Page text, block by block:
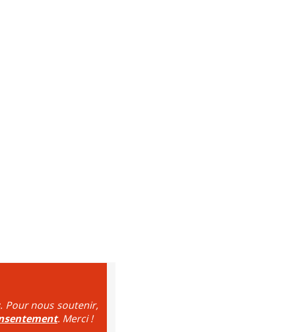
. Pour nous soutenir,
. Merci !